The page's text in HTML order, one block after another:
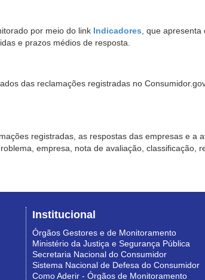
por meio do link Indicadores, que apresenta
e prazos médios de resposta.
das reclamações registradas no
registradas, as respostas das empresas e a
empresa, nota de avaliação, classificação,
Institucional
Órgãos Gestores e de Monitoramento
Ministério da Justiça e Segurança Pública
Secretaria Nacional do Consumidor
Sistema Nacional de Defesa do Consumidor
Como Aderir - Órgãos de Monitoramento